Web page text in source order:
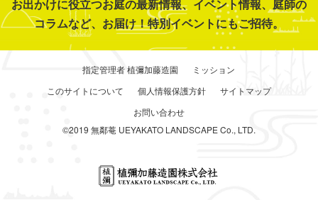
お出かけに役立つお庭の最新情報、イベント情報、庭師の
コラムなど、お届け！特別イベントにもご招待。
指定管理者 植彌加藤造園
ミッション
このサイトについて
個人情報保護方針
サイトマップ
お問い合わせ
©2019 無鄰菴 UEYAKATO LANDSCAPE Co., LTD.